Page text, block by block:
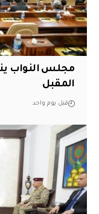
مجلس النواب
المقبل
قبل يوم واحد